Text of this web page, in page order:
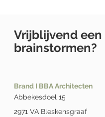
Vrijblijvend
brainstormen?
Brand I BBA Architecten
Abbekesdoel 15
2971 VA Bleskensgraaf